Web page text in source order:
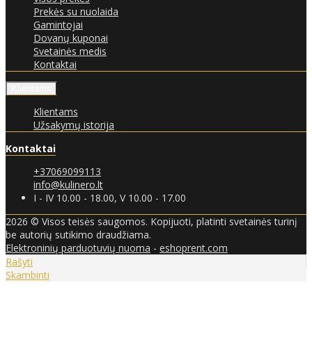
Prekės su nuolaida
Gamintojai
Dovanų kuponai
Svetainės medis
Kontaktai
Klientams
Užsakymų istorija
Kontaktai
+37069099113
info@kulinero.lt
I - IV 10.00 - 18.00, V 10.00 - 17.00
2026 © Visos teisės saugomos. Kopijuoti, platinti svetainės turinį
be autorių sutikimo draudžiama.
Elektroninių parduotuvių nuoma - eshoprent.com
Rašyti
Skambinti